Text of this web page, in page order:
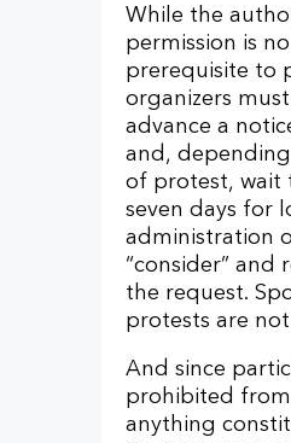
While the
permission is
prerequisite to
organizers
advance a
and,
of protest, wait
seven days for
administration
“consider” and
the request.
protests are
And since
prohibited from
anything